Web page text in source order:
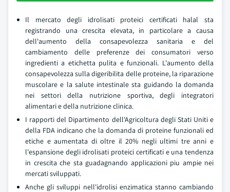
Il mercato degli idrolisati proteici certificati halal sta
registrando una crescita elevata, in particolare a causa
dell'aumento della consapevolezza sanitaria e del
cambiamento delle preferenze dei consumatori verso
ingredienti a etichetta pulita e funzionali. L'aumento della
consapevolezza sulla digeribilita delle proteine, la riparazione
muscolare e la salute intestinale sta guidando la domanda
nei settori della nutrizione sportiva, degli integratori
alimentari e della nutrizione clinica.
I rapporti del Dipartimento dell'Agricoltura degli Stati Uniti e
della FDA indicano che la domanda di proteine funzionali ed
etiche e aumentata di oltre il 20% negli ultimi tre anni e
l'espansione degli idrolisati proteici certificati e una tendenza
in crescita che sta guadagnando applicazioni piu ampie nei
mercati sviluppati.
Anche gli sviluppi nell'idrolisi enzimatica stanno cambiando